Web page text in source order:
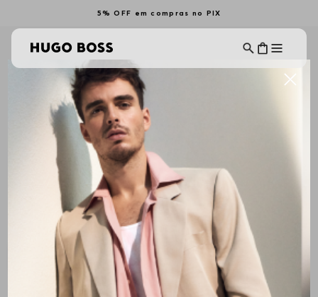
5% OFF em compras no PIX
Botas e Sapatos
Sandálias e
Chinelos
CALÇADOS FEMININOS
ALL BRANDS Filtrar Ordenar Por
Mais Recentes